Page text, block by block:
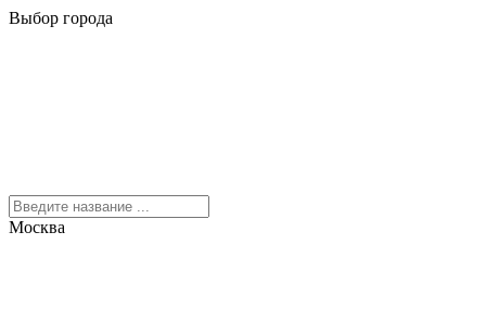
Выбор города
Москва